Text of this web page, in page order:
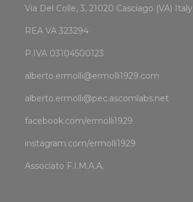
Via Del Colle, 3, 21020 Casciago (VA) Italy
REA VA 323294
P.IVA 03104500123
alberto.ermolli@ermolli1929.com
alberto.ermolli@pec.ascomlabs.net
facebook.com/ermolli1929
instagram.com/ermolli1929
Associato F.I.M.A.A.